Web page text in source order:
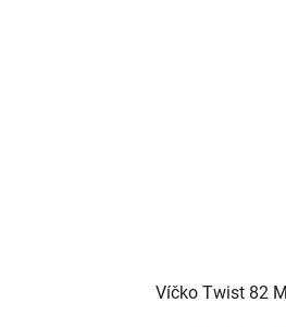
Víčko Twist 82